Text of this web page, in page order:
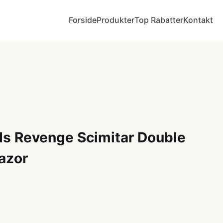
ForsideProdukterTop RabatterKontakt
Revenge Scimitar Double